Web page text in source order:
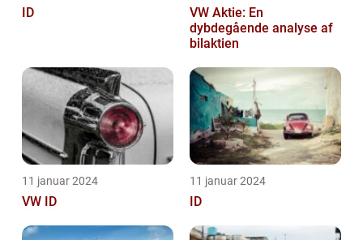
ID
VW Aktie: En
dybdegående analyse af
bilaktien
11 januar 2024
VW ID
11 januar 2024
ID